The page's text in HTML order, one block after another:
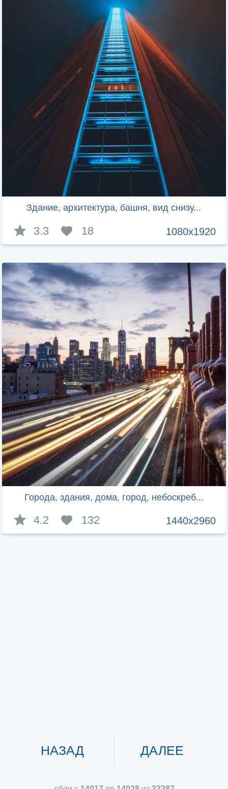
Здание, архитектура, башня, вид снизу...
1080x1920
3.3 18
Города, здания, дома, город, небоскреб...
1440x2960
4.2 132
НАЗАД ДАЛЕЕ